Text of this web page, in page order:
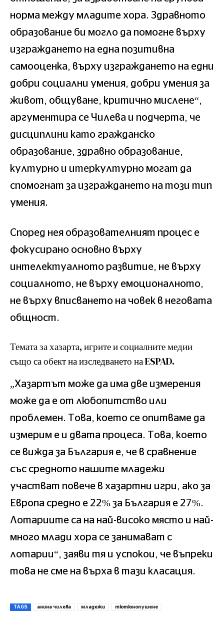
норма между младите хора. Здравното
образование би могло да помогне върху
изграждането на една позитивна
самооценка, върху изграждането на едни
добри социални умения, добри умения за
живот, общуване, критично мислене“,
аргументира се Чилева и подчерта, че
дисциплини като гражданско
образование, здравно образование,
културно и итеркултурно могат да
спомогнат за изграждането на този тип
умения.
Според нея образователният процес е
фокусирано основно върху
интелектуалното развитие, не върху
социалното, не върху емоционалното,
не върху вписването на човек в неговата
общност.
Темата за хазарта, игрите и социалните медии
също са обект на изследването на ESPAD.
„Хазартът може да има две измерения
може да е от любопитство или
проблемен. Това, което се опитваме да
измерим е и двата процеса. Това, което
се вижда за България е, че в сравнение
със средното нашите младежи
участват повече в хазартни игри, ако за
Европа средно е 22% за България е 27%.
Лотариите са на най-високо място и най-
много млади хора се занимават с
лотарии“, заяви тя и успокои, че въпреки
това не сме на върха в тази класация.
TAGS анина чилева младежи тютюнопушене